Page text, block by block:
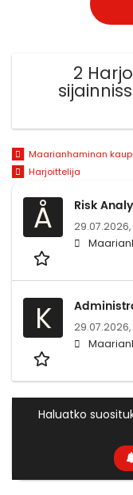
2
Maarianhaminan
Harjoittelija
Å Risk
29.07.2026,
K 29.07.2026,
Haluatko